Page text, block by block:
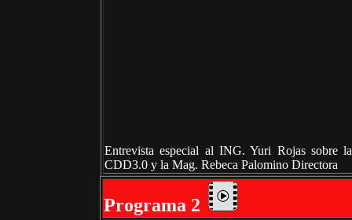
Entrevista especial al ING. Yuri Rojas sobre
CDD3.0 y la Mag. Rebeca Palomino Directora
Programa 2